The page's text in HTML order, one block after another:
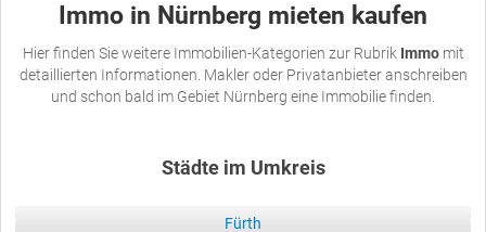
Immo in Nürnberg mieten kaufen
Hier finden Sie weitere Immobilien-Kategorien zur Rubrik Immomit
detaillierten Informationen. Makler oder Privatanbieter anschreiben
und schon bald im Gebiet Nürnberg eine Immobilie finden.
Städte im Umkreis
Fürth